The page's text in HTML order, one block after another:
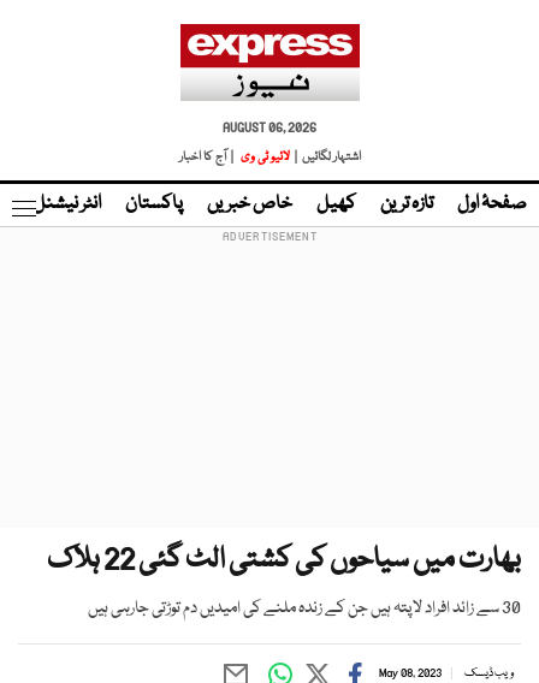
AUGUST 06, 2026
اشتہار لگائیں |
لائیو ٹی وی | آج کا اخبار
صفحۂ اول تازہ ترین کھیل خاص خبریں پاکستان انٹر نیشنل
بھارت میں سیاحوں کی کشتی الٹ گئی 22 ہلاک
30 سے زائد افراد لاپتہ ہیں جن کے زندہ ملنے کی امیدیں دم توڑتی جارہی ہیں
ویب ڈیسک May 08, 2023